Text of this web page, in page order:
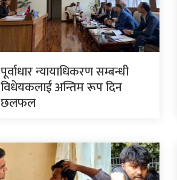
पूर्वाधार न्यायाधिकरण सम्बन्धी
विधेयकलाई अन्तिम रूप दिन
छलफल